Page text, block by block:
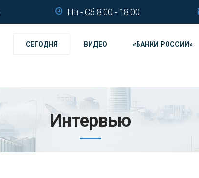
Пн - Сб 8.00 - 18.00.
СЕГОДНЯ ВИДЕО «БАНКИ РОССИИ»
Интервью